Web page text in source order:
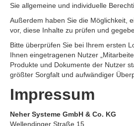
Sie allgemeine und individuelle
Außerdem haben Sie die Möglichkeit,
vor, diese Inhalte zu prüfen und
Bitte überprüfen Sie bei Ihrem ersten
Ihnen eingetragenen Nutzer
Produkte und Dokumente der Nutzer
größter Sorgfalt und aufwändiger
Impressum
Neher Systeme GmbH & Co. KG
Wellendinger Straße 15